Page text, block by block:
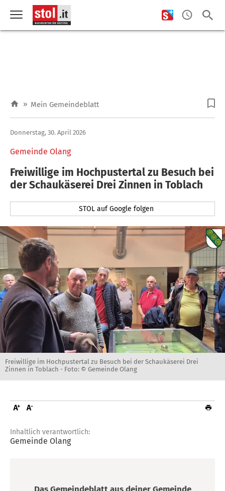
» Mein Gemeindeblatt
Gemeinde Olang
Donnerstag, 30. April 2026
Freiwillige im Hochpustertal zu Besuch bei
der Schaukäserei Drei Zinnen in Toblach
STOL auf Google folgen
Freiwillige im Hochpustertal zu Besuch bei der Schaukäserei Drei
Zinnen in Toblach - Foto: © Gemeinde Olang
Inhaltlich verantwortlich:
Gemeinde Olang